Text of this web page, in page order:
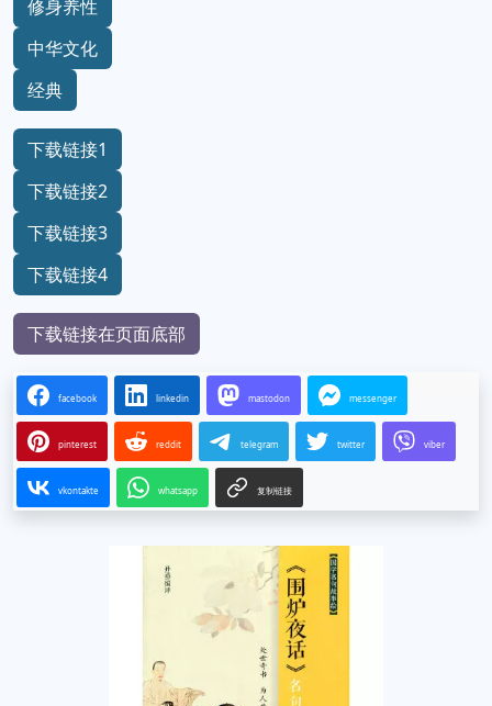
修身养性
中华文化
经典
下载链接1
下载链接2
下载链接3
下载链接4
下载链接在页面底部
facebook linkedin mastodon messenger
pinterest reddit telegram twitter viber
vkontakte whatsapp 复制链接